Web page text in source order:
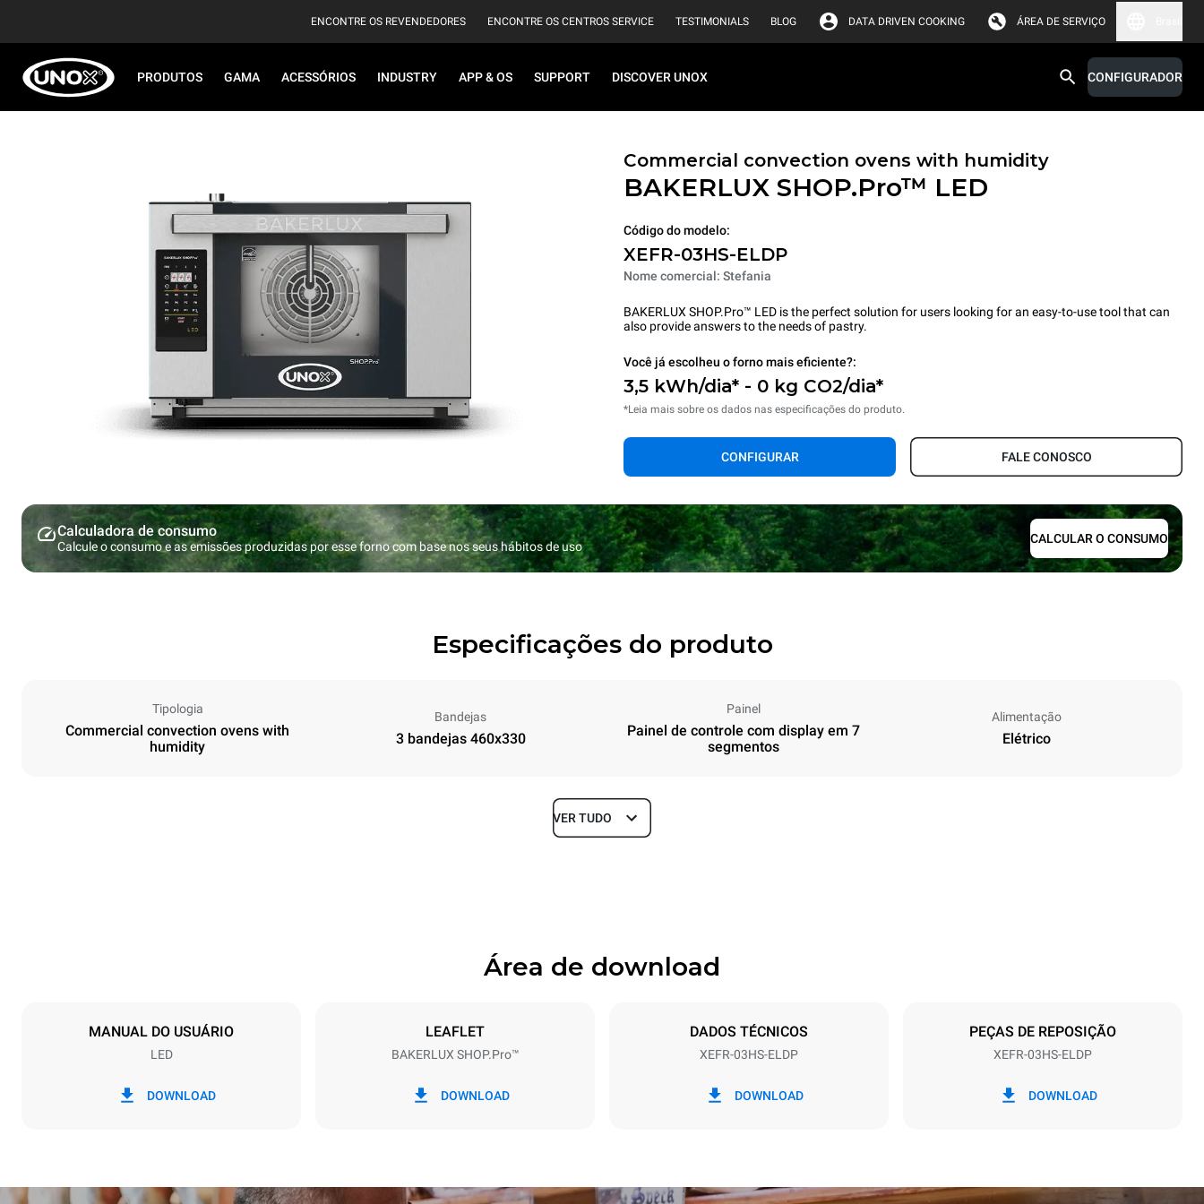
ENCONTRE OS REVENDEDORES ENCONTRE OS CENTROS SERVICE TESTIMONIALS BLOG DATA DRIVEN COOKING ÁREA DE SERVIÇO
PRODUTOS GAMA ACESSÓRIOS INDUSTRY APP & OS SUPPORT DISCOVER UNOX CONFIGURADOR
Commercial convection ovens with humidity
BAKERLUX SHOP.Pro™ LED
Código do modelo:
XEFR-03HS-ELDP
Nome comercial: Stefania
BAKERLUX SHOP.Pro™ LED is the perfect solution for users looking for an easy-to-use tool that can
also provide answers to the needs of pastry.
Você já escolheu o forno mais eficiente?:
3,5 kWh/dia* - 0 kg CO2/dia*
*Leia mais sobre os dados nas especificações do produto.
CONFIGURAR FALE CONOSCO
Calculadora de consumo
Calcule o consumo e as emissões produzidas por esse forno com base nos seus hábitos de uso
CALCULAR O CONSUMO
Especificações do produto
Tipologia
Commercial convection ovens with
humidity
Bandejas
3 bandejas 460x330
Painel
Painel de controle com display em 7
segmentos
Alimentação
Elétrico
Profundidade
Dimensão das bandejas
VER TUDO
Área de download
MANUAL DO USUÁRIO
LED
DOWNLOAD
LEAFLET
BAKERLUX SHOP.Pro™
DOWNLOAD
DADOS TÉCNICOS
XEFR-03HS-ELDP
DOWNLOAD
PEÇAS DE REPOSIÇÃO
XEFR-03HS-ELDP
DOWNLOAD